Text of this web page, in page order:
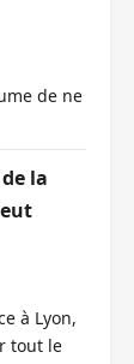
de ne
la
à Lyon,
tout le